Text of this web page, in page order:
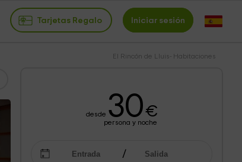
Tarjetas Regalo Iniciar sesión
El Rincón de Lluis- Habitaciones
desde 30€
persona y noche